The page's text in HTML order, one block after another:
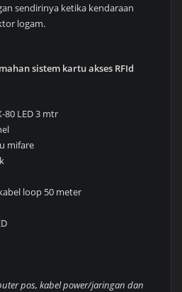
sendirinya ketika kendaraan
logam.
sistem kartu akses RFId
80 LED 3 mtr
mifare
loop 50 meter
pos, kabel power/jaringan dan